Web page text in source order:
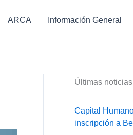
ARCA Información General
Últimas noticias
Capital
inscripción a